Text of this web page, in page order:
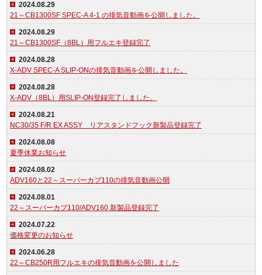
2024.08.29
21～CB1300SF SPEC-A 4-1 の排気音動画を公開しました。
2024.08.29
21～CB1300SF（8BL）用フルエキ登録完了
2024.08.28
X-ADV SPEC-A SLIP-ONの排気音動画を公開しました。
2024.08.28
X-ADV（8BL）用SLIP-ON登録完了しました。
2024.08.21
NC30/35 F/R EX ASSY リアスタンドフック新製品登録完了
2024.08.08
夏季休業お知らせ
2024.08.02
ADV160と22～スーパーカブ110の排気音動画公開
2024.08.01
22～スーパーカブ110/ADV160 新製品登録完了
2024.07.22
価格変更のお知らせ
2024.06.28
22～CB250R用フルエキの排気音動画を公開しました